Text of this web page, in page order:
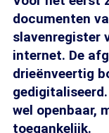
documenten
slavenregister
internet. De
drieënveertig
wel openbaar,
toegankelijk.